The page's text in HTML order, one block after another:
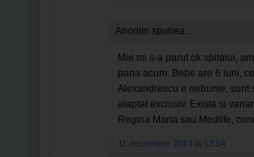
Anonim spunea...
Mie mi s-a parut ok spitalul,
pana acum. Bebe are 6 luni,
Alexandrescu e nebunie, sunt
alaptat exclusiv. Exista si
Regina Maria sau Medlife,
11 decembrie 2014 la 13:54